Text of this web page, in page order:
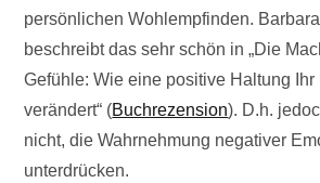
persönlichen Wohlempfinden.
beschreibt das sehr schön in „Die
Gefühle: Wie eine positive Haltung
verändert“ (Buchrezension). D.h.
nicht, die Wahrnehmung negativer
unterdrücken.